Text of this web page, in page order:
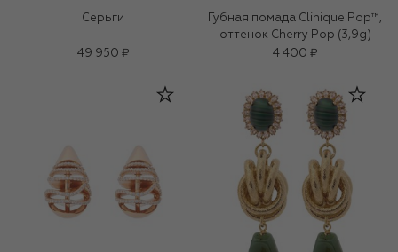
Серьги
49 950 ₽
Губная помада Clinique Pop™,
оттенок Cherry Pop (3,9g)
4 400 ₽